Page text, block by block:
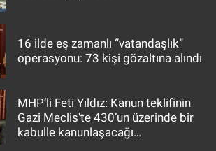
16 ilde eş zamanlı “vatandaşlık”
operasyonu: 73 kişi gözaltına alındı
MHP’li Feti Yıldız: Kanun teklifinin
Gazi Meclis'te 430’un üzerinde bir
kabulle kanunlaşacağı